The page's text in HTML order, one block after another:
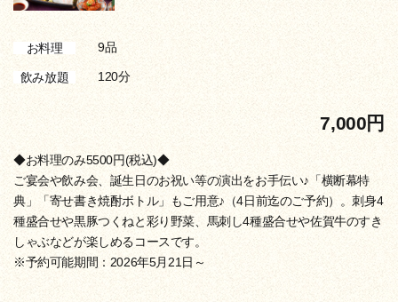
お料理 9品
飲み放題 120分
7,000円
◆お料理のみ5500円(税込)◆
ご宴会や飲み会、誕生日のお祝い等の演出をお手伝い♪「横断幕特
典」「寄せ書き焼酎ボトル」もご用意♪（4日前迄のご予約）。刺身4
種盛合せや黒豚つくねと彩り野菜、馬刺し4種盛合せや佐賀牛のすき
しゃぶなどが楽しめるコースです。
※予約可能期間：2026年5月21日～